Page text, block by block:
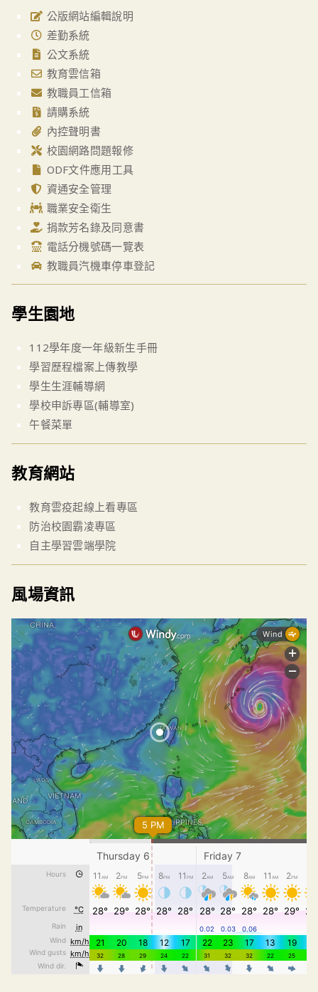
公版網站編輯說明
差勤系統
公文系統
教育雲信箱
教職員工信箱
請購系統
內控聲明書
校園網路問題報修
ODF文件應用工具
資通安全管理
職業安全衛生
捐款芳名錄及同意書
電話分機號碼一覽表
教職員汽機車停車登記
學生園地
112學年度一年級新生手冊
學習歷程檔案上傳教學
學生生涯輔導網
學校申訴專區(輔導室)
午餐菜單
教育網站
教育雲疫起線上看專區
防治校園霸凌專區
自主學習雲端學院
風場資訊